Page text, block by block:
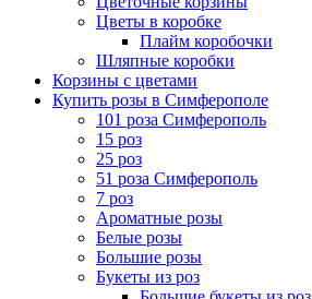
Цветы в коробке
Плайм коробочки
Шляпные коробки
Корзины с цветами
Купить розы в Симферополе
101 роза Симферополь
15 роз
25 роз
51 роза Симферополь
7 роз
Ароматные розы
Белые розы
Большие розы
Букеты из роз